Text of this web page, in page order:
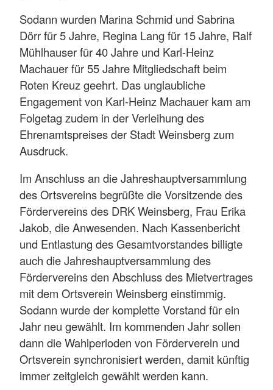
Sodann wurden Marina Schmid und Sabrina
Dörr für 5 Jahre, Regina Lang für 15 Jahre, Ralf
Mühlhauser für 40 Jahre und Karl-Heinz
Machauer für 55 Jahre Mitgliedschaft beim
Roten Kreuz geehrt. Das unglaubliche
Engagement von Karl-Heinz Machauer kam am
Folgetag zudem in der Verleihung des
Ehrenamtspreises der Stadt Weinsberg zum
Ausdruck.
Im Anschluss an die Jahreshauptversammlung
des Ortsvereins begrüßte die Vorsitzende des
Fördervereins des DRK Weinsberg, Frau Erika
Jakob, die Anwesenden. Nach Kassenbericht
und Entlastung des Gesamtvorstandes billigte
auch die Jahreshauptversammlung des
Fördervereins den Abschluss des Mietvertrages
mit dem Ortsverein Weinsberg einstimmig.
Sodann wurde der komplette Vorstand für ein
Jahr neu gewählt. Im kommenden Jahr sollen
dann die Wahlperioden von Förderverein und
Ortsverein synchronisiert werden, damit künftig
immer zeitgleich gewählt werden kann.